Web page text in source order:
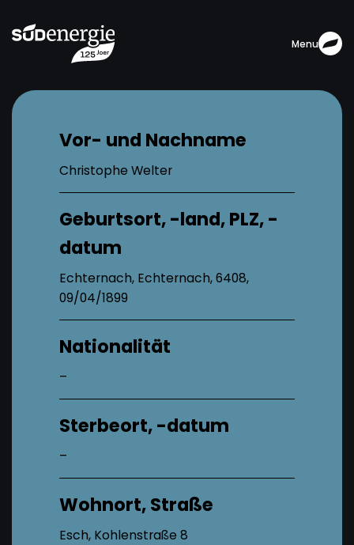
Menu
Vor- und Nachname
Christophe Welter
Geburtsort, -land, PLZ, -
datum
Echternach, Echternach, 6408,
09/04/1899
Nationalität
–
Sterbeort, -datum
–
Wohnort, Straße
Esch, Kohlenstraße 8